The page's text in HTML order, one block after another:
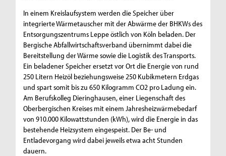
In einem Kreislaufsystem werden die Speicher über
integrierte Wärmetauscher mit der Abwärme der BHKWs des
Entsorgungszentrums Leppe östlich von Köln beladen. Der
Bergische Abfallwirtschaftsverband übernimmt dabei die
Bereitstellung der Wärme sowie die Logistik des Transports.
Ein beladener Speicher ersetzt vor Ort die Energie von rund
250 Litern Heizöl beziehungsweise 250 Kubikmetern Erdgas
und spart somit bis zu 650 Kilogramm CO2 pro Ladung ein.
Am Berufskolleg Dieringhausen, einer Liegenschaft des
Oberbergischen Kreises mit einem Jahresheizwärmebedarf
von 910.000 Kilowattstunden (kWh), wird die Energie in das
bestehende Heizsystem eingespeist. Der Be- und
Entladevorgang wird dabei jeweils etwa acht Stunden
dauern.